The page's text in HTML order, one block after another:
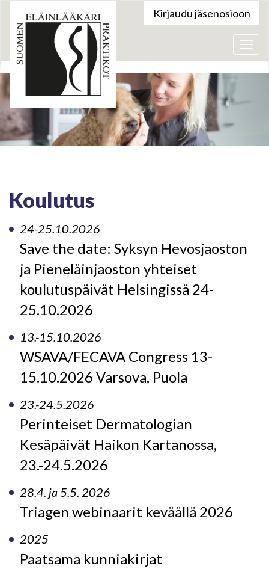
Kirjaudu jäsenosioon
Koulutus
24-25.10.2026
Save the date: Syksyn Hevosjaoston
ja Pieneläinjaoston yhteiset
koulutuspäivät Helsingissä 24-
25.10.2026
13.-15.10.2026
WSAVA/FECAVA Congress 13-
15.10.2026 Varsova, Puola
23.-24.5.2026
Perinteiset Dermatologian
Kesäpäivät Haikon Kartanossa,
23.-24.5.2026
28.4. ja 5.5. 2026
Triagen webinaarit keväällä 2026
2025
Paatsama kunniakirjat